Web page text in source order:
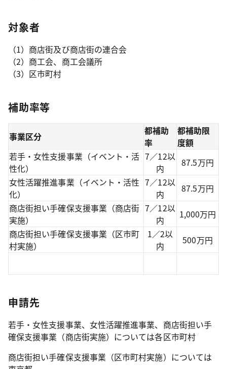
対象者
（1）商店街及び商店街の連合会
（2）商工会、商工会議所
（3）区市町村
補助率等
事業区分
都補助
率
都補助限
度額
若手・女性支援事業（イベント・活
性化）
7／12以
内
87.5万円
女性活躍推進事業（イベント・活性
化）
7／12以
内
87.5万円
商店街担い手確保支援事業（商店街
実施）
7／12以
内
1,000万円
商店街担い手確保支援事業（区市町
村実施）
1／2以
内
500万円
申請先
若手・女性支援事業、女性活躍推進事業、商店街担い手
確保支援事業（商店街実施）については各区市町村
商店街担い手確保支援事業（区市町村実施）については